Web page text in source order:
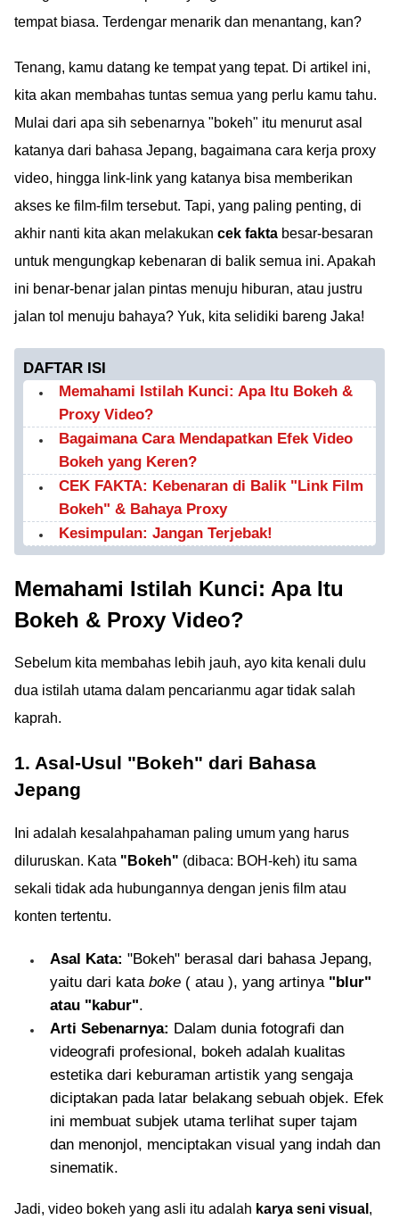
tempat biasa. Terdengar menarik dan menantang, kan?
Tenang, kamu datang ke tempat yang tepat. Di artikel ini,
kita akan membahas tuntas semua yang perlu kamu tahu.
Mulai dari apa sih sebenarnya "bokeh" itu menurut asal
katanya dari bahasa Jepang, bagaimana cara kerja proxy
video, hingga link-link yang katanya bisa memberikan
akses ke film-film tersebut. Tapi, yang paling penting, di
akhir nanti kita akan melakukan cek fakta besar-besaran
untuk mengungkap kebenaran di balik semua ini. Apakah
ini benar-benar jalan pintas menuju hiburan, atau justru
jalan tol menuju bahaya? Yuk, kita selidiki bareng Jaka!
DAFTAR ISI
Memahami Istilah Kunci: Apa Itu Bokeh &
Proxy Video?
Bagaimana Cara Mendapatkan Efek Video
Bokeh yang Keren?
CEK FAKTA: Kebenaran di Balik "Link Film
Bokeh" & Bahaya Proxy
Kesimpulan: Jangan Terjebak!
Memahami Istilah Kunci: Apa Itu
Bokeh & Proxy Video?
Sebelum kita membahas lebih jauh, ayo kita kenali dulu
dua istilah utama dalam pencarianmu agar tidak salah
kaprah.
1. Asal-Usul "Bokeh" dari Bahasa
Jepang
Ini adalah kesalahpahaman paling umum yang harus
diluruskan. Kata "Bokeh" (dibaca: BOH-keh) itu sama
sekali tidak ada hubungannya dengan jenis film atau
konten tertentu.
Asal Kata: "Bokeh" berasal dari bahasa Jepang,
yaitu dari kata boke ( atau ), yang artinya "blur"
atau "kabur".
Arti Sebenarnya: Dalam dunia fotografi dan
videografi profesional, bokeh adalah kualitas
estetika dari keburaman artistik yang sengaja
diciptakan pada latar belakang sebuah objek. Efek
ini membuat subjek utama terlihat super tajam
dan menonjol, menciptakan visual yang indah dan
sinematik.
Jadi, video bokeh yang asli itu adalah karya seni visual ,